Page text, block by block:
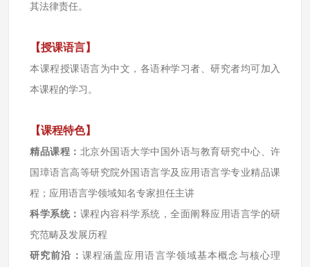
其法律责任。
【授课语言】
本课程授课语言为中文，各语种学习者、研究者均可加入
本课程的学习。
【课程特色】
精品课程： 北京外国语大学中国外语与教育研究中心、许
国璋语言高等研究院外国语言学及应用语言学专业精品课
程；应用语言学领域知名专家担任主讲
科学系统： 课程内容科学系统，全面阐释应用语言学的研
究范畴及发展历程
研究前沿： 课程涵盖应用语言学领域基本概念与核心理